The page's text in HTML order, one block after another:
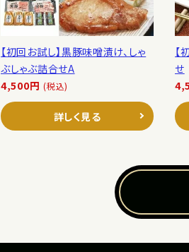
【初回お試し】黒豚味噌漬け、しゃ
ぶしゃぶ詰合せA
4,500円 (税込)
詳しく見る
【
せ